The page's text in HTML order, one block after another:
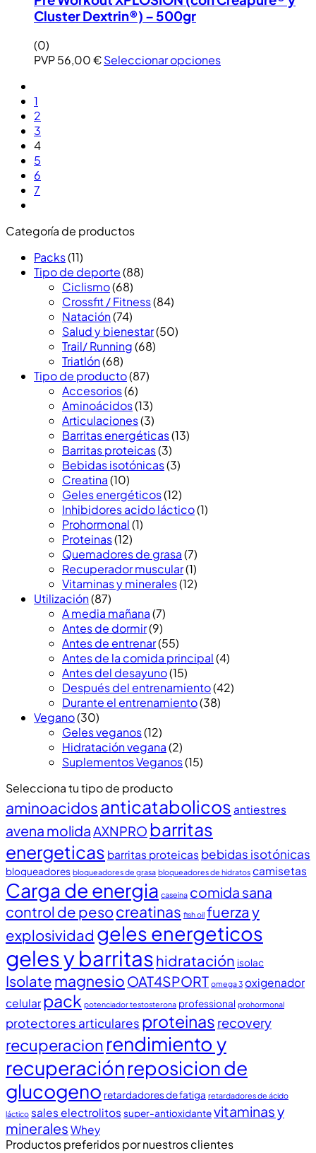
Cluster Dextrin®) – 500gr
(0)
PVP56,00€Seleccionar opciones
1
2
3
4
5
6
7
Categoría de productos
Packs(11)
Tipo de deporte(88)
Ciclismo(68)
Crossfit / Fitness(84)
Natación(74)
Salud y bienestar(50)
Trail/ Running(68)
Triatlón(68)
Tipo de producto(87)
Accesorios(6)
Aminoácidos(13)
Articulaciones(3)
Barritas energéticas(13)
Barritas proteicas(3)
Bebidas isotónicas(3)
Creatina(10)
Geles energéticos(12)
Inhibidores acido láctico(1)
Prohormonal(1)
Proteinas(12)
Quemadores de grasa(7)
Recuperador muscular(1)
Vitaminas y minerales(12)
Utilización(87)
A media mañana(7)
Antes de dormir(9)
Antes de entrenar(55)
Antes de la comida principal(4)
Antes del desayuno(15)
Después del entrenamiento(42)
Durante el entrenamiento(38)
Vegano(30)
Geles veganos(12)
Hidratación vegana(2)
Suplementos Veganos(15)
Selecciona tu tipo de producto
aminoacidosanticatabolicos antiestres
avena molidaAXNPRO barritas
energeticas barritas proteicas bebidas isotónicas
bloqueadores bloqueadores de grasa bloqueadores de hidratos camisetas
Carga de energia caseina comida sana
control de pesocreatinas fish oil fuerza y
explosividad geles energeticos
geles y barritashidratación isolac
Isolatemagnesio OAT4SPORT omega 3 oxigenador
celular pack potenciador testosterona professional prohormonal
protectores articulares proteinas recovery
recuperacion rendimiento y
recuperaciónreposicion de
glucogeno retardadores de fatiga retardadores de ácido
láctico sales electrolitos super-antioxidantevitaminas y
minerales Whey
Productos preferidos por nuestros clientes